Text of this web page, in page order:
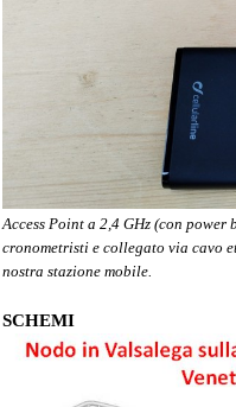
Access Point a 2,4 GHz (con
cronometristi e collegato via cavo
nostra stazione mobile.
SCHEMI